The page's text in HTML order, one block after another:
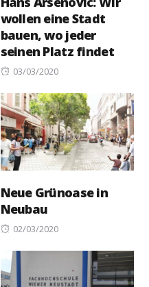
wollen eine Stadt
bauen, wo jeder
seinen Platz findet
Posted
03/03/2020
Neue Grünoase in
Neubau
Posted
02/03/2020